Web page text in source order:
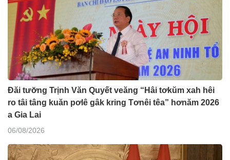
Đăi tươ̆ng Trịnh Văn Quyết veăng “Hâi tơkŭm xah hêi
ro tâi tâng kuăn pơlê gâk kring Tơnêi têa” hơnăm 2026
a Gia Lai
06/08/2026